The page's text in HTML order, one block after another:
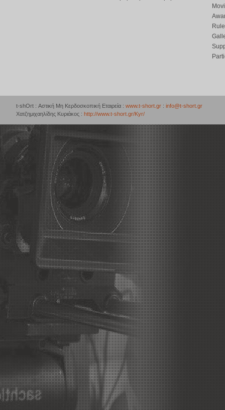
t-shOrt : Αστική Μη Κερδοσκοπική Εταιρεία : www.t-short.gr : info@t-short.gr
Χατζημιχαηλίδης Κυριάκος : http://www.t-short.gr/Kyr/